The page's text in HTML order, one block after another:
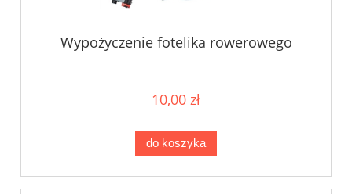
Wypożyczenie fotelika rowerowego
10,00 zł
do koszyka